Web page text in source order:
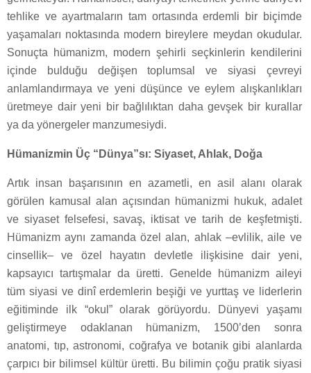
tehlike ve ayartmaların tam ortasında erdemli bir biçimde
yaşamaları noktasında modern bireylere meydan okudular.
Sonuçta hümanizm, modern şehirli seçkinlerin kendilerini
içinde bulduğu değişen toplumsal ve siyasi çevreyi
anlamlandırmaya ve yeni düşünce ve eylem alışkanlıkları
üretmeye dair yeni bir bağlılıktan daha gevşek bir kurallar
ya da yönergeler manzumesiydi.
Hümanizmin Üç “Dünya”sı: Siyaset, Ahlak, Doğa
Artık insan başarısının en azametli, en asil alanı olarak
görülen kamusal alan açısından hümanizmi hukuk, adalet
ve siyaset felsefesi, savaş, iktisat ve tarih de keşfetmişti.
Hümanizm aynı zamanda özel alan, ahlak –evlilik, aile ve
cinsellik– ve özel hayatın devletle ilişkisine dair yeni,
kapsayıcı tartışmalar da üretti. Genelde hümanizm aileyi
tüm siyasi ve dinî erdemlerin beşiği ve yurttaş ve liderlerin
eğitiminde ilk “okul” olarak görüyordu. Dünyevi yaşamı
geliştirmeye odaklanan hümanizm, 1500’den sonra
anatomi, tıp, astronomi, coğrafya ve botanik gibi alanlarda
çarpıcı bir bilimsel kültür üretti. Bu bilimin çoğu pratik siyasi